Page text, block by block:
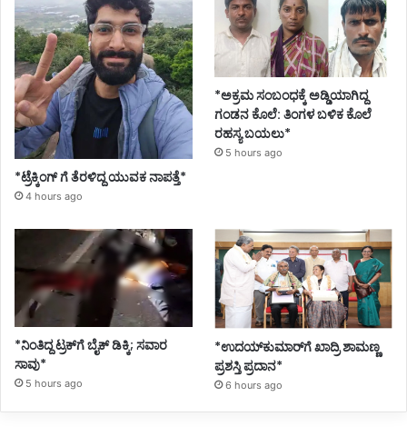
*ಟ್ರೆಕ್ಕಿಂಗ್ ಗೆ ತೆರಳಿದ್ದ ಯುವಕ ನಾಪತ್ತೆ*
4 hours ago
*ಅಕ್ರಮ ಸಂಬಂಧಕ್ಕೆ ಅಡ್ಡಿಯಾಗಿದ್ದ
ಗಂಡನ ಕೊಲೆ: ತಿಂಗಳ ಬಳಿಕ ಕೊಲೆ
ರಹಸ್ಯ ಬಯಲು*
5 hours ago
*ನಿಂತಿದ್ದ ಟ್ರಕ್‌ಗೆ ಬೈಕ್ ಡಿಕ್ಕಿ; ಸವಾರ
ಸಾವು*
5 hours ago
*ಉದಯ್‌ಕುಮಾರ್‌ಗೆ ಖಾದ್ರಿ ಶಾಮಣ್ಣ
ಪ್ರಶಸ್ತಿ ಪ್ರದಾನ*
6 hours ago